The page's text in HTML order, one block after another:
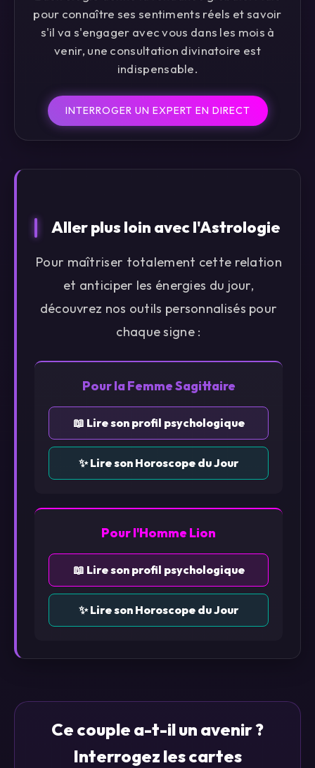
pour connaître ses sentiments réels et savoir
s'il va s'engager avec vous dans les mois à
venir, une consultation divinatoire est
indispensable.
INTERROGER UN EXPERT EN DIRECT
Aller plus loin avec l'Astrologie
Pour maîtriser totalement cette relation
et anticiper les énergies du jour,
découvrez nos outils personnalisés pour
chaque signe :
Pour la Femme Sagittaire
📖 Lire son profil psychologique
✨ Lire son Horoscope du Jour
Pour l'Homme Lion
📖 Lire son profil psychologique
✨ Lire son Horoscope du Jour
Ce couple a-t-il un avenir ?
Interrogez les cartes